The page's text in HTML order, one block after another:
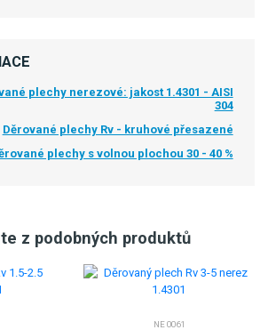
plechy nerezové: jakost 1.4301 - AISI
304
Děrované plechy Rv - kruhové přesazené
plechy s volnou plochou 30 - 40 %
z podobných produktů
NE 0061